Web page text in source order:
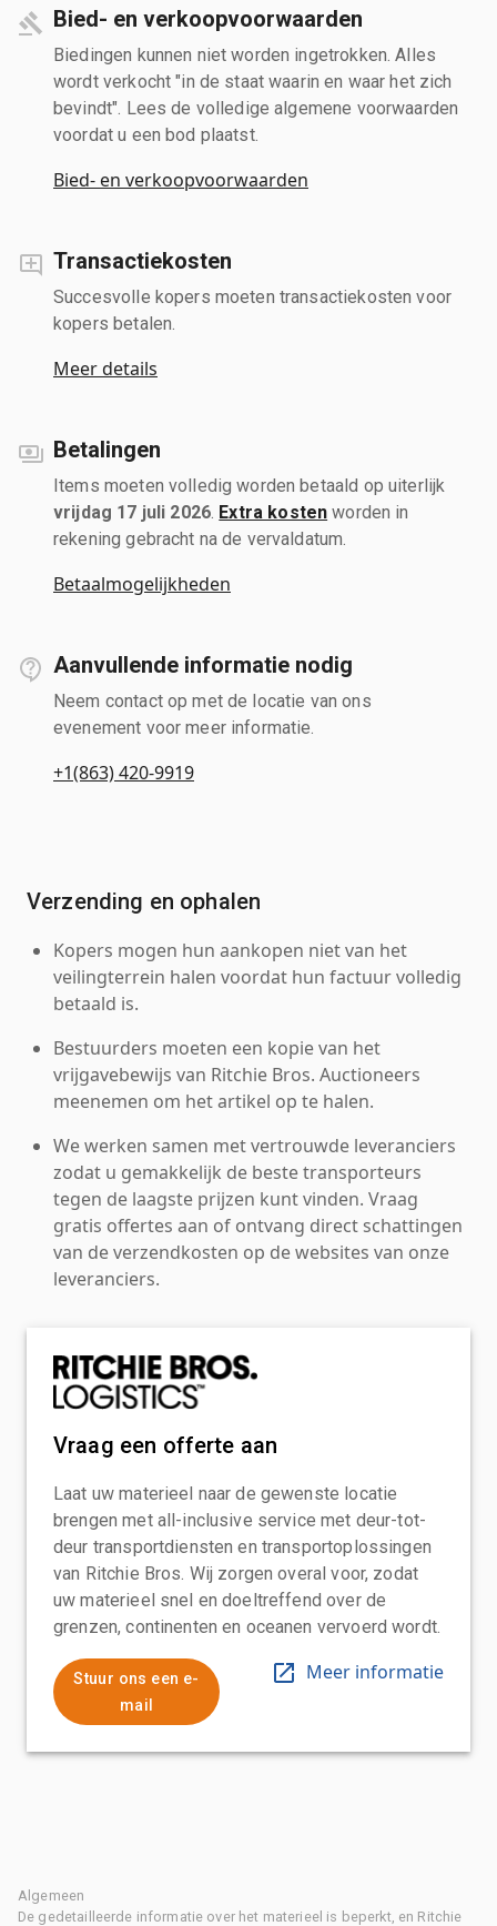
Bied- en verkoopvoorwaarden
Biedingen kunnen niet worden ingetrokken. Alles
wordt verkocht "in de staat waarin en waar het zich
bevindt". Lees de volledige algemene voorwaarden
voordat u een bod plaatst.
Bied- en verkoopvoorwaarden
Transactiekosten
Succesvolle kopers moeten transactiekosten voor
kopers betalen.
Meer details
Betalingen
Items moeten volledig worden betaald op uiterlijk
vrijdag 17 juli 2026 Extra kosten worden in
rekening gebracht na de vervaldatum.
Betaalmogelijkheden
Aanvullende informatie nodig
Neem contact op met de locatie van ons
evenement voor meer informatie.
+1(863) 420-9919
Verzending en ophalen
Kopers mogen hun aankopen niet van het
veilingterrein halen voordat hun factuur volledig
betaald is.
Bestuurders moeten een kopie van het
vrijgavebewijs van Ritchie Bros. Auctioneers
meenemen om het artikel op te halen.
We werken samen met vertrouwde leveranciers
zodat u gemakkelijk de beste transporteurs
tegen de laagste prijzen kunt vinden. Vraag
gratis offertes aan of ontvang direct schattingen
van de verzendkosten op de websites van onze
leveranciers.
Vraag een offerte aan
Laat uw materieel naar de gewenste locatie
brengen met all-inclusive service met deur-tot-
deur transportdiensten en transportoplossingen
van Ritchie Bros. Wij zorgen overal voor, zodat
uw materieel snel en doeltreffend over de
grenzen, continenten en oceanen vervoerd wordt.
Stuur ons een e-
mail
Meer informatie
Algemeen
De gedetailleerde informatie over het materieel is beperkt, en Ritchie